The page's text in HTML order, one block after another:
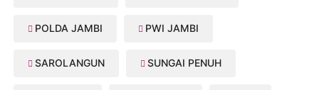
POLDA JAMBI PWI JAMBI
SAROLANGUN SUNGAI PENUH